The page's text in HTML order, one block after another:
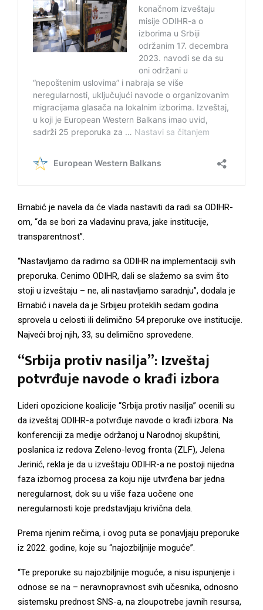
Brnabić je navela da će vlada nastaviti da radi sa ODIHR-
om, “da se bori za vladavinu prava, jake institucije,
transparentnost”.
“Nastavljamo da radimo sa ODIHR na implementaciji svih
preporuka. Cenimo ODIHR, dali se slažemo sa svim što
stoji u izveštaju – ne, ali nastavljamo saradnju”, dodala je
Brnabić i navela da je Srbijeu proteklih sedam godina
sprovela u celosti ili delimično 54 preporuke ove institucije.
Najveći broj njih, 33, su delimično sprovedene.
“Srbija protiv nasilja”: Izveštaj
potvrđuje navode o krađi izbora
Lideri opozicione koalicije “Srbija protiv nasilja” ocenili su
da izveštaj ODIHR-a potvrđuje navode o krađi izbora. Na
konferenciji za medije održanoj u Narodnoj skupštini,
poslanica iz redova Zeleno-levog fronta (ZLF), Jelena
Jerinić, rekla je da u izveštaju ODIHR-a ne postoji nijedna
faza izbornog procesa za koju nije utvrđena bar jedna
neregularnost, dok su u više faza uočene one
neregularnosti koje predstavljaju krivična dela.
Prema njenim rečima, i ovog puta se ponavljaju preporuke
iz 2022. godine, koje su “najozbiljnije moguće”.
“Te preporuke su najozbiljnije moguće, a nisu ispunjenje i
odnose se na – neravnopravnost svih učesnika, odnosno
sistemsku prednost SNS-a, na zloupotrebe javnih resursa,